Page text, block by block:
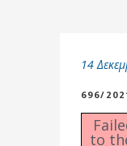
14
696/
to